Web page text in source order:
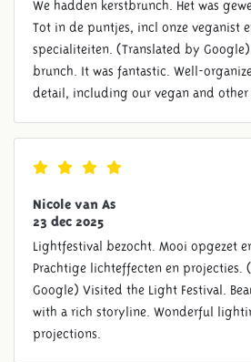
We hadden kerstbrunch. Het was
Tot in de puntjes, incl onze veganist
specialiteiten. (Translated by Google)
brunch. It was fantastic. Well-
detail, including our vegan and other
Nicole van As
23 dec 2025
Lightfestival bezocht. Mooi opgezet
Prachtige lichteffecten en projecties.
Google) Visited the Light Festival.
with a rich storyline. Wonderful
projections.